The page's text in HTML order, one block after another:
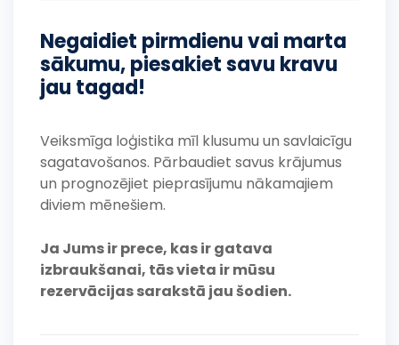
Negaidiet pirmdienu vai marta
sākumu, piesakiet savu kravu
jau tagad!
Veiksmīga loģistika mīl klusumu un savlaicīgu
sagatavošanos. Pārbaudiet savus krājumus
un prognozējiet pieprasījumu nākamajiem
diviem mēnešiem.
Ja Jums ir prece, kas ir gatava
izbraukšanai, tās vieta ir mūsu
rezervācijas sarakstā jau šodien.